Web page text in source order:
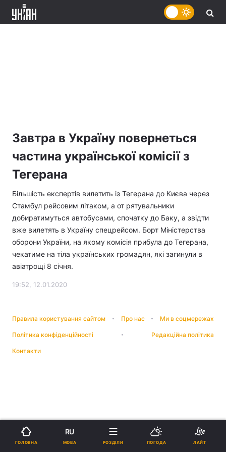
Завтра в Україну повернеться
частина української комісії з
Тегерана
Більшість експертів вилетить із Тегерана до Києва через
Стамбул рейсовим літаком, а от рятувальники
добиратимуться автобусами, спочатку до Баку, а звідти
вже вилетять в Україну спецрейсом. Борт Міністерства
оборони України, на якому комісія прибула до Тегерана,
чекатиме на тіла українських громадян, які загинули в
авіатрощі 8 січня.
19:52, 12.01.2020
Правила користування сайтом Про нас Ми в соцмережах
Політика конфіденційності Редакційна політика
Контакти
ГОЛОВНА
RU
МОВА РОЗДІЛИ ПОГОДА ЛАЙТ